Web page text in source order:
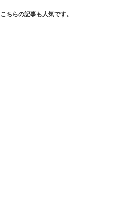
こちらの記事も人気です。